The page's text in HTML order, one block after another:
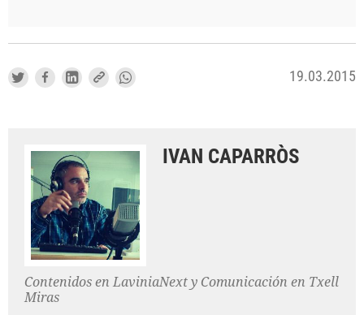
19.03.2015
IVAN CAPARRÒS
Contenidos en LaviniaNext y Comunicación en Txell
Miras